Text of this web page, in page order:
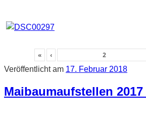
« ‹
Veröffentlicht am 17. Februar 2018
Maibaumaufstellen